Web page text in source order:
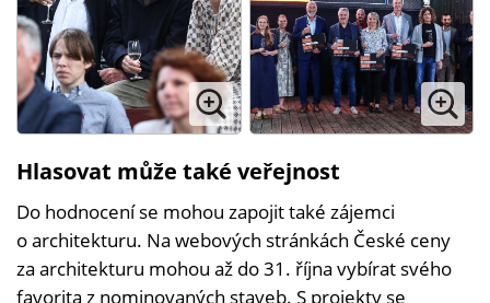
Hlasovat může také veřejnost
Do hodnocení se mohou zapojit také zájemci
o architekturu. Na webových stránkách České ceny
za architekturu mohou až do 31. října vybírat svého
favorita z nominovaných staveb. S projekty se